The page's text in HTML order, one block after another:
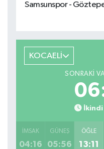
Samsunspor -
KOCAELİ
SONRAKI
İMSAK
04:16
GÜNEŞ
05:56
ÖĞLE
13:11